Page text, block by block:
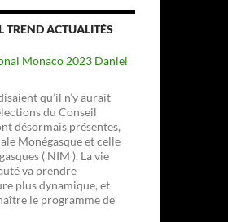
TREND ACTUALITÉS
Monaco 2023 Daniel
qu’il n’y aurait
du Conseil
désormais présentes,
Monégasque et celle
( NIM ). La vie
va prendre
plus dynamique, et
le programme de